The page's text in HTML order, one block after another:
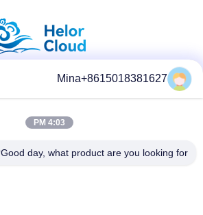
الاتصال السريع
Mina+8615018381627
4:03 PM
Good day, what product are you looking for?